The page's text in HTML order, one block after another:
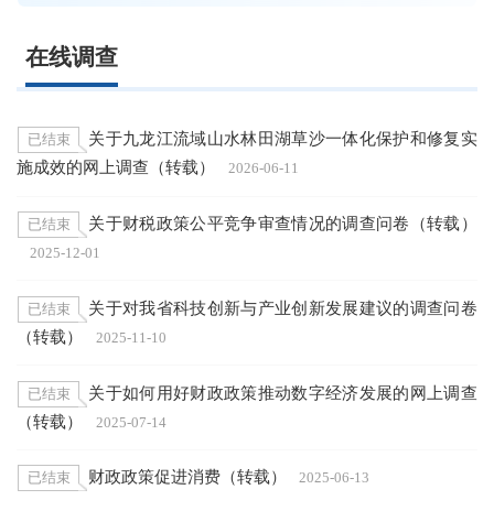
在线调查
已结束
关于九龙江流域山水林田湖草沙一体化保护和修复实
施成效的网上调查（转载）
2026-06-11
已结束 关于财税政策公平竞争审查情况的调查问卷（转载）
2025-12-01
已结束
关于对我省科技创新与产业创新发展建议的调查问卷
（转载）
2025-11-10
已结束
关于如何用好财政政策推动数字经济发展的网上调查
（转载）
2025-07-14
已结束 财政政策促进消费（转载） 2025-06-13